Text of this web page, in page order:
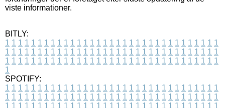
viste informationer.
BITLY:
1 1 1 1 1 1 1 1 1 1 1 1 1 1 1 1 1 1 1 1 1 1 1 1 1 1 1 1 1 1 1 1 1
1 1 1 1 1 1 1 1 1 1 1 1 1 1 1 1 1 1 1 1 1 1 1 1 1 1 1 1 1 1 1 1 1
1 1 1 1 1 1 1 1 1 1 1 1 1 1 1 1 1 1 1 1 1 1 1 1 1 1 1 1 1 1 1 1 1
1
SPOTIFY:
1 1 1 1 1 1 1 1 1 1 1 1 1 1 1 1 1 1 1 1 1 1 1 1 1 1 1 1 1 1 1 1 1
1 1 1 1 1 1 1 1 1 1 1 1 1 1 1 1 1 1 1 1 1 1 1 1 1 1 1 1 1 1 1 1 1
1 1 1 1 1 1 1 1 1 1 1 1 1 1 1 1 1 1 1 1 1 1 1 1 1 1 1 1 1 1 1 1 1